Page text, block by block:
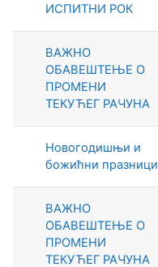
ИСПИТНИ РОК
ВАЖНО
ОБАВЕШТЕЊЕ О
ПРОМЕНИ
ТЕКУЋЕГ РАЧУНА
Новогодишњи и
божићни празници
ВАЖНО
ОБАВЕШТЕЊЕ О
ПРОМЕНИ
ТЕКУЋЕГ РАЧУНА